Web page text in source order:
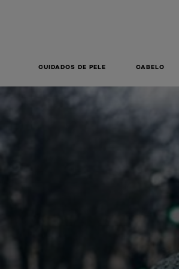
CUIDADOS DE PELE CABELO